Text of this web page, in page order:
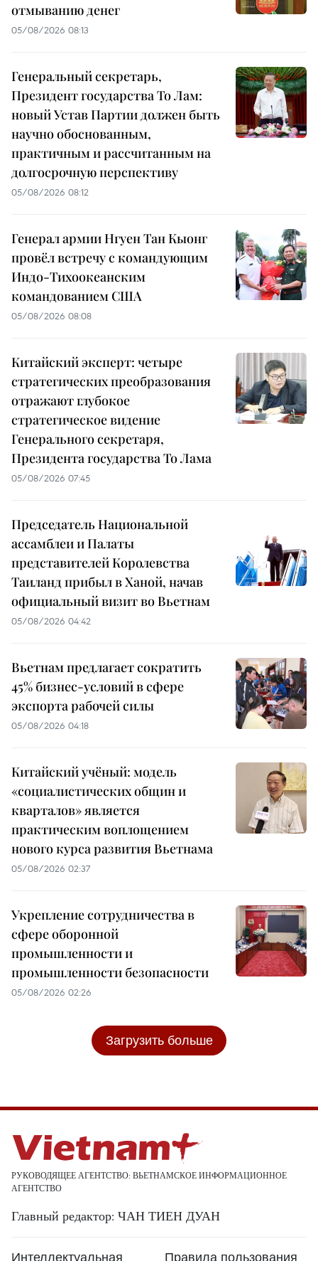
отмыванию денег
05/08/2026 08:13
Генеральный секретарь,
Президент государства То Лам:
новый Устав Партии должен быть
научно обоснованным,
практичным и рассчитанным на
долгосрочную перспективу
05/08/2026 08:12
Генерал армии Нгуен Тан Кыонг
провёл встречу с командующим
Индо-Тихоокеанским
командованием США
05/08/2026 08:08
Китайский эксперт: четыре
стратегических преобразования
отражают глубокое
стратегическое видение
Генерального секретаря,
Президента государства То Лама
05/08/2026 07:45
Председатель Национальной
ассамблеи и Палаты
представителей Королевства
Таиланд прибыл в Ханой, начав
официальный визит во Вьетнам
05/08/2026 04:42
Вьетнам предлагает сократить
45% бизнес-условий в сфере
экспорта рабочей силы
05/08/2026 04:18
Китайский учёный: модель
«социалистических общин и
кварталов» является
практическим воплощением
нового курса развития Вьетнама
05/08/2026 02:37
Укрепление сотрудничества в
сфере оборонной
промышленности и
промышленности безопасности
05/08/2026 02:26
Загрузить больше
РУКОВОДЯЩЕЕ АГЕНТСТВО: ВЬЕТНАМСКОЕ ИНФОРМАЦИОННОЕ
АГЕНТСТВО
Главный редактор: ЧАН ТИЕН ДУАН
Интеллектуальная Правила пользования